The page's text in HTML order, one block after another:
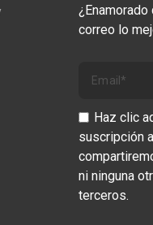
¿Enamorado
correo lo
Haz clic
suscripción
ni ninguna
terceros.